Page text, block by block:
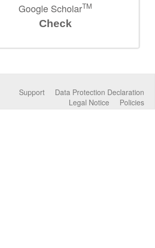
Google ScholarTM
Check
Data Protection Declaration
Support
Policies
Legal Notice